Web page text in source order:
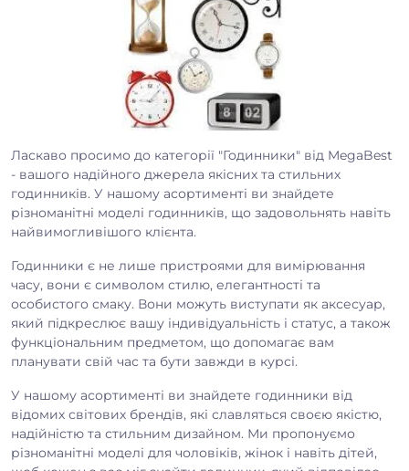
Ласкаво просимо до категорії "Годинники" від MegaBest
- вашого надійного джерела якісних та стильних
годинників. У нашому асортименті ви знайдете
різноманітні моделі годинників, що задовольнять навіть
найвимогливішого клієнта.
Годинники є не лише пристроями для вимірювання
часу, вони є символом стилю, елегантності та
особистого смаку. Вони можуть виступати як аксесуар,
який підкреслює вашу індивідуальність і статус, а також
функціональним предметом, що допомагає вам
планувати свій час та бути завжди в курсі.
У нашому асортименті ви знайдете годинники від
відомих світових брендів, які славляться своєю якістю,
надійністю та стильним дизайном. Ми пропонуємо
різноманітні моделі для чоловіків, жінок і навіть дітей,